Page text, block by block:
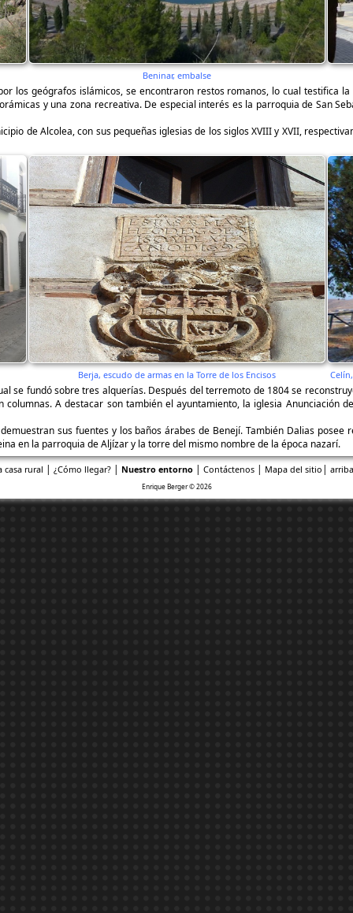
Beninar, embalse
los geógrafos islámicos, se encontraron restos romanos, lo cual testifica
y una zona recreativa. De especial interés es la parroquia de San
de Alcolea, con sus pequeñas iglesias de los siglos XVIII y XVII,
Berja, escudo de armas en la Torre de los Encisos
se fundó sobre tres alquerías. Después del terremoto de 1804 se
A destacar son también el ayuntamiento, la iglesia Anunciación
sus fuentes y los baños árabes de Benejí. También Dalias
en la parroquia de Aljízar y la torre del mismo nombre de la época nazarí.
casa rural | ¿Cómo llegar?| Nuestro entorno| Contáctenos| Mapa del sitio |
Enrique Berger © 2026